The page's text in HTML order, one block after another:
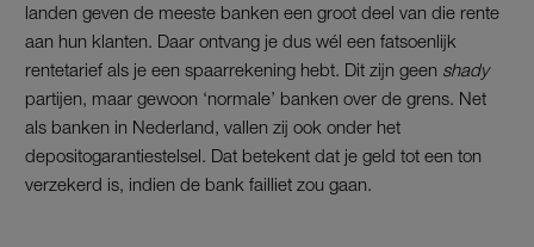
landen geven de meeste banken een groot deel van die rente
aan hun klanten. Daar ontvang je dus wél een fatsoenlijk
rentetarief als je een spaarrekening hebt. Dit zijn geen shady
partijen, maar gewoon ‘normale’ banken over de grens. Net
als banken in Nederland, vallen zij ook onder het
depositogarantiestelsel. Dat betekent dat je geld tot een ton
verzekerd is, indien de bank failliet zou gaan.